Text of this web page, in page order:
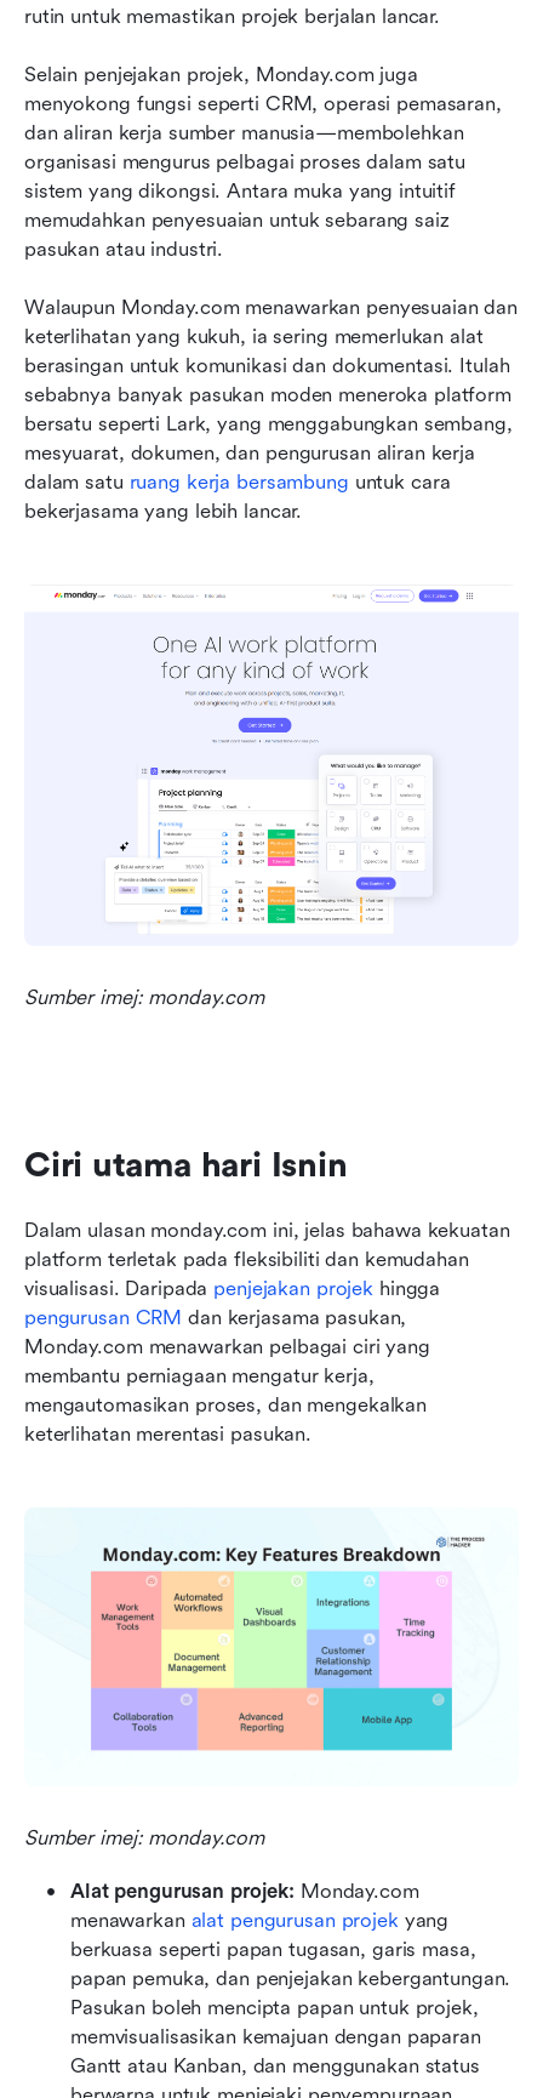
rutin untuk memastikan projek berjalan lancar.
Selain penjejakan projek, Monday.com juga
menyokong fungsi seperti CRM, operasi pemasaran,
dan aliran kerja sumber manusia—membolehkan
organisasi mengurus pelbagai proses dalam satu
sistem yang dikongsi. Antara muka yang intuitif
memudahkan penyesuaian untuk sebarang saiz
pasukan atau industri.
Walaupun Monday.com menawarkan penyesuaian dan
keterlihatan yang kukuh, ia sering memerlukan alat
berasingan untuk komunikasi dan dokumentasi. Itulah
sebabnya banyak pasukan moden meneroka platform
bersatu seperti Lark, yang menggabungkan sembang,
mesyuarat, dokumen, dan pengurusan aliran kerja
dalam satu ruang kerja bersambung untuk cara
bekerjasama yang lebih lancar.
Sumber imej: monday.com
Ciri utama hari Isnin
Dalam ulasan monday.com ini, jelas bahawa kekuatan
platform terletak pada fleksibiliti dan kemudahan
visualisasi. Daripada penjejakan projek
pengurusan CRM dan kerjasama pasukan,
Monday.com menawarkan pelbagai ciri yang
membantu perniagaan mengatur kerja,
mengautomasikan proses, dan mengekalkan
keterlihatan merentasi pasukan.
Sumber imej: monday.com
Alat pengurusan projek: Monday.com
menawarkan alat pengurusan projek yang
berkuasa seperti papan tugasan, garis masa,
papan pemuka, dan penjejakan kebergantungan.
Pasukan boleh mencipta papan untuk projek,
memvisualisasikan kemajuan dengan paparan
Gantt atau Kanban, dan menggunakan status